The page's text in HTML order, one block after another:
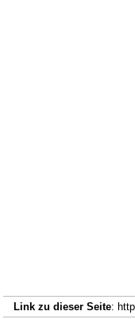
Link zu dieser Seite: